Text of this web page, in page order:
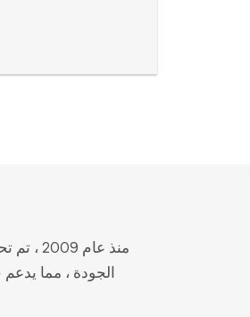
منذ
الجودة ، مما